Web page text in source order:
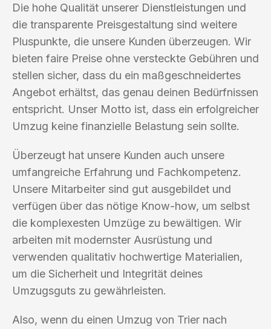
Die hohe Qualität unserer Dienstleistungen und
die transparente Preisgestaltung sind weitere
Pluspunkte, die unsere Kunden überzeugen. Wir
bieten faire Preise ohne versteckte Gebühren und
stellen sicher, dass du ein maßgeschneidertes
Angebot erhältst, das genau deinen Bedürfnissen
entspricht. Unser Motto ist, dass ein erfolgreicher
Umzug keine finanzielle Belastung sein sollte.
Überzeugt hat unsere Kunden auch unsere
umfangreiche Erfahrung und Fachkompetenz.
Unsere Mitarbeiter sind gut ausgebildet und
verfügen über das nötige Know-how, um selbst
die komplexesten Umzüge zu bewältigen. Wir
arbeiten mit modernster Ausrüstung und
verwenden qualitativ hochwertige Materialien,
um die Sicherheit und Integrität deines
Umzugsguts zu gewährleisten.
Also, wenn du einen Umzug von Trier nach